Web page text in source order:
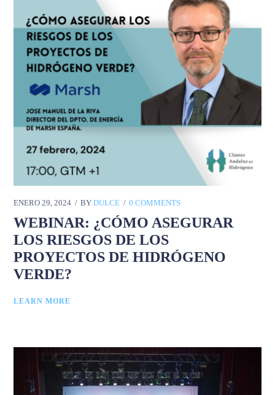
ENERO 29, 2024 BYDULCE 0 COMMENTS
WEBINAR: ¿CÓMO ASEGURAR
LOS RIESGOS DE LOS
PROYECTOS DE HIDRÓGENO
VERDE?
LEARN MORE